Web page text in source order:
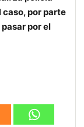
por parte
por el